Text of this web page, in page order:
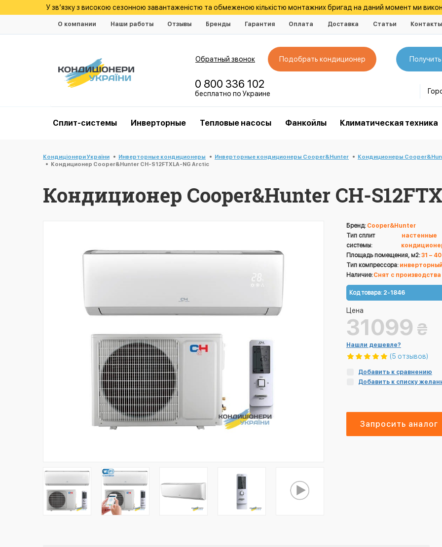
У зв’язку з високою сезонною завантаженістю та обмеженою кількістю монтажних бригад на даний момент ми
О компании Наши работы Отзывы Бренды Гарантия Оплата Доставка Статьи Контакты
Обратный звонок Подобрать кондиционер
0 800 336 102
бесплатно по Украине
Cплит-системы Инверторные Тепловые насосы Фанкойлы Климатическая техника
Кондиціонери України Инверторные кондиционеры Инверторные кондиционеры Cooper&Hunter
Кондиционеры
Кондиционер Cooper&Hunter CH-S12FTXLA-NG Arctic
Кондиционер Cooper&Hunter CH-
Бренд: Cooper&Hunter
Тип сплит
системы:
настенные
Площадь помещения, м2:31 – 40
Тип компрессора: инверторный
Наличие:Снят с производства
Код товара: 2-1846
Цена
31099 ₴
Нашли дешевле?
(5 отзывов)
Добавить к сравнению
Добавить к списку
Запросить аналог